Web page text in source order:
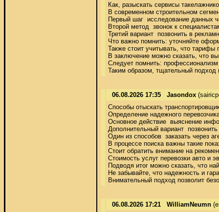
Как, разыскать сервисы
В современном строительном
Первый шаг  исследование данных
Второй метод  звонок к
Третий вариант  позвонить в
Что важно помнить: уточняйте
Также стоит учитывать, что
В заключение можно сказать, что
Следует помнить:
Таким образом, тщательный
06.08.2026 17:35 Jasondox
Способы отыскать
Определение надежного
Основное действие  выяснение
Дополнительный вариант
Один из способов  заказать через
В процессе поиска важны такие
Стоит обратить внимание на
Стоимость услуг перевозки авто и
Подводя итог можно сказать, что
Не забывайте, что надежность и
Внимательный подход позволит
06.08.2026 17:21 WilliamNeumn